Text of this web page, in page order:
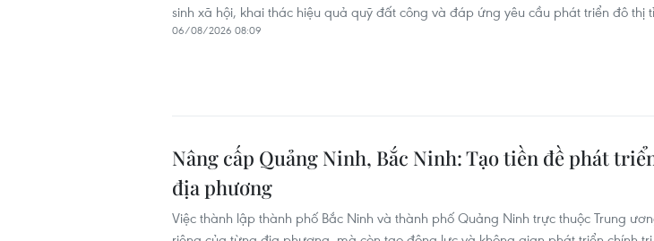
sinh xã hội, khai thác hiệu quả quỹ đất công và đáp ứng yêu cầu phát triển đô thị
06/08/2026 08:09
Nâng cấp Quảng Ninh, Bắc Ninh: Tạo tiền đề phát
địa phương
Việc thành lập thành phố Bắc Ninh và thành phố Quảng Ninh trực thuộc Trung